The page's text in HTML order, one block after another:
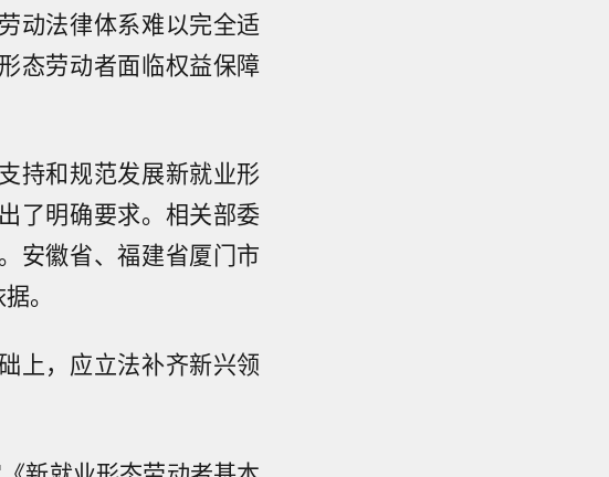
动法律体系难以完全适
态劳动者面临权益保障
持和规范发展新就业形
了明确要求。相关部委
安徽省、福建省厦门市
。
上，应立法补齐新兴领